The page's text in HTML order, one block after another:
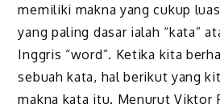
memiliki makna yang cukup
yang paling dasar ialah “kata”
Inggris “word”. Ketika kita
sebuah kata, hal berikut yang
makna kata itu. Menurut Viktor